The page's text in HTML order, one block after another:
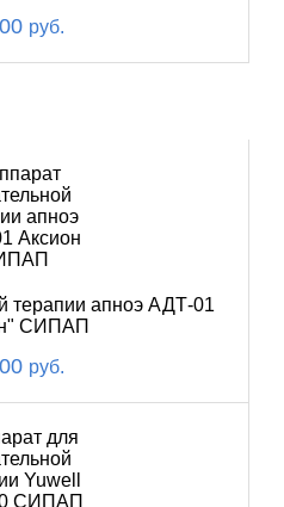
руб.
терапии апноэ АДТ-01
СИПАП
руб.